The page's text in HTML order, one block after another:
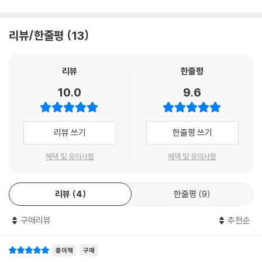
리뷰/한줄평 13
리뷰
10.0
리뷰 쓰기
혜택 및 유의사항
한줄평
9.6
한줄평 쓰기
혜택 및 유의사항
리뷰 4 한줄평 9
구매리뷰 추천순
종이책 구매